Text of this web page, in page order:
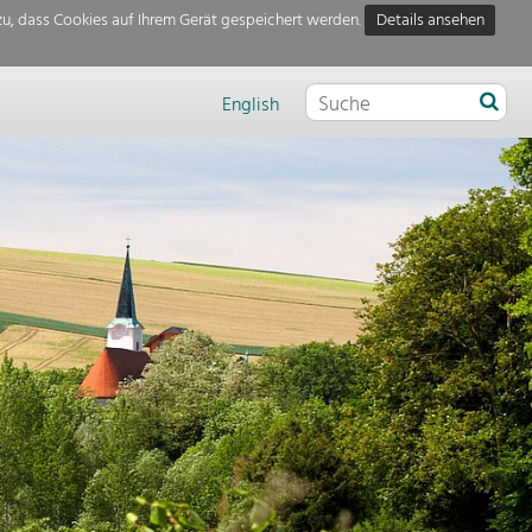
dass Cookies auf Ihrem Gerät gespeichert werden.
Details ansehen
English